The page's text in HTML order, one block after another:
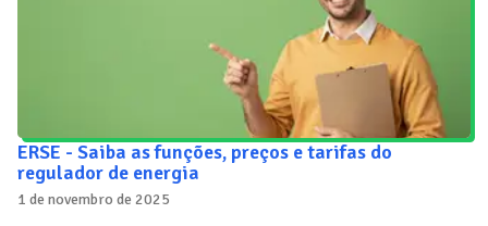
ERSE - Saiba as funções, preços e tarifas do
regulador de energia
1 de novembro de 2025